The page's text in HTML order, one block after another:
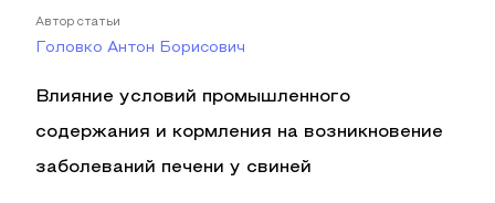
Автор статьи
Головко Антон Борисович
Влияние условий промышленного
содержания и кормления на возникновение
заболеваний печени у свиней